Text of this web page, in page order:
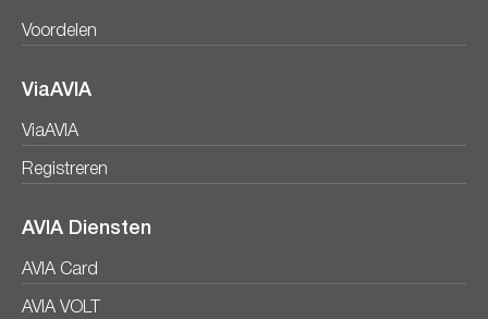
Voordelen
ViaAVIA
ViaAVIA
Registreren
AVIA Diensten
AVIA Card
AVIA VOLT